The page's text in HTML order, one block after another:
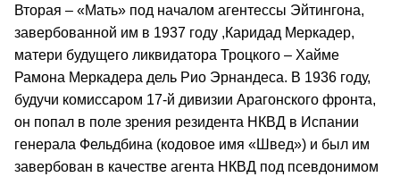
Вторая – «Мать» под началом агентессы Эйтингона,
завербованной им в 1937 году ,Каридад Меркадер,
матери будущего ликвидатора Троцкого – Хайме
Рамона Меркадера дель Рио Эрнандеса. В 1936 году,
будучи комиссаром 17-й дивизии Арагонского фронта,
он попал в поле зрения резидента НКВД в Испании
генерала Фельдбина (кодовое имя «Швед») и был им
завербован в качестве агента НКВД под псевдонимом